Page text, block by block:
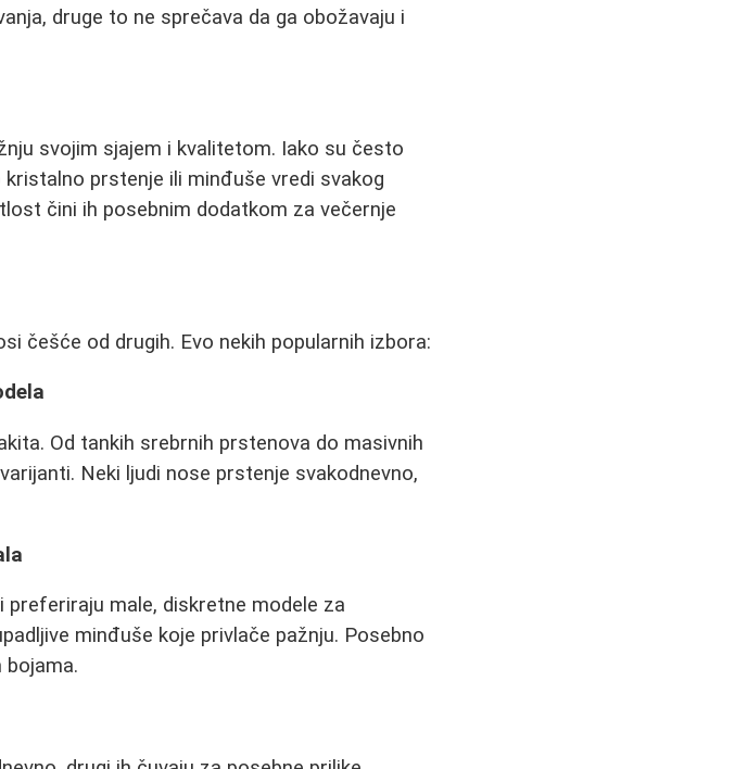
druge to ne sprečava da ga obožavaju i
svojim sjajem i kvalitetom. Iako su često
prstenje ili minđuše vredi svakog
čini ih posebnim dodatkom za večernje
češće od drugih. Evo nekih popularnih izbora:
Od tankih srebrnih prstenova do masivnih
Neki ljudi nose prstenje svakodnevno,
male, diskretne modele za
minđuše koje privlače pažnju. Posebno